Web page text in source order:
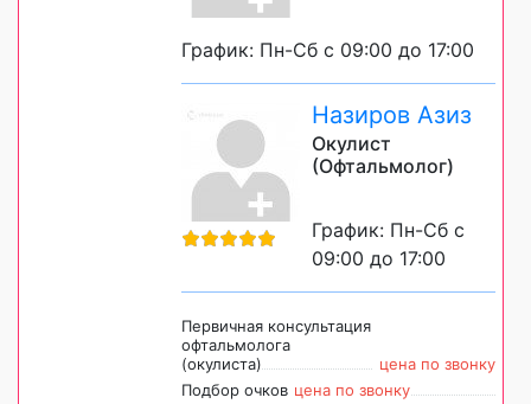
График: Пн-Сб с 09:00 до 17:00
Назиров Азиз
Окулист
(Офтальмолог)
График: Пн-Сб с
09:00 до 17:00
Первичная консультация
офтальмолога
(окулиста)
цена по звонку
Подбор очков цена по звонку